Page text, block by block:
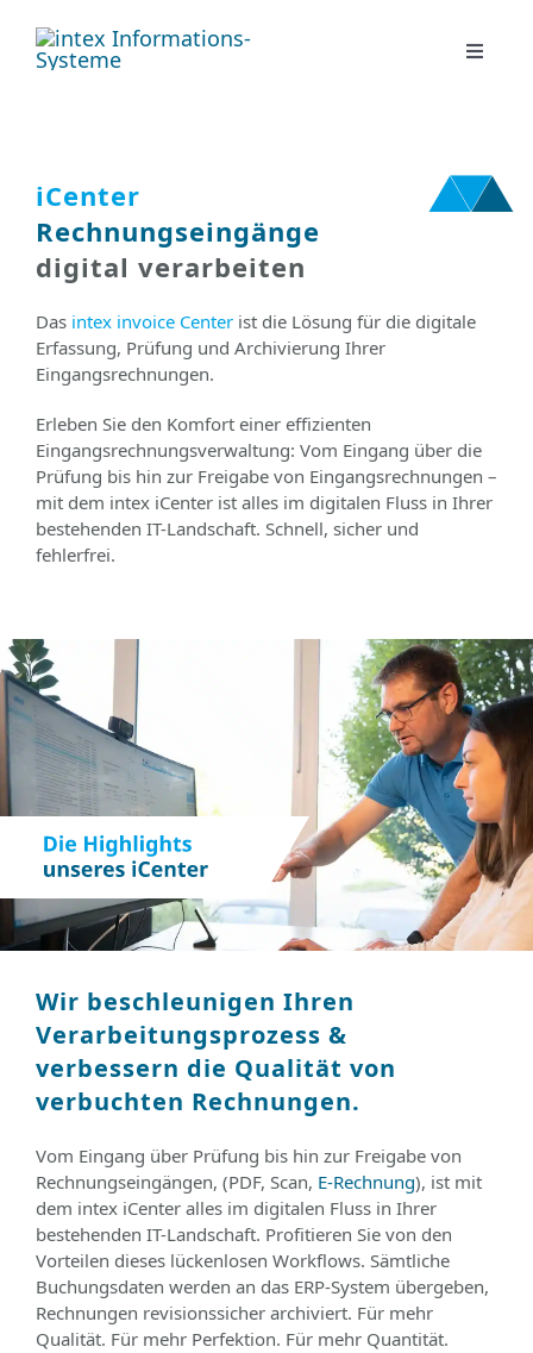
Inhalt
springen
Toggle
News
iCenter
Rechnungseingänge
digital verarbeiten
Das intex invoice Center ist die Lösung für die digitale
Erfassung, Prüfung und Archivierung Ihrer
Eingangsrechnungen.
Erleben Sie den Komfort einer effizienten
Eingangsrechnungsverwaltung: Vom Eingang über die
Prüfung bis hin zur Freigabe von Eingangsrechnungen –
mit dem intex iCenter ist alles im digitalen Fluss in Ihrer
bestehenden IT-Landschaft. Schnell, sicher und
fehlerfrei.
Wir beschleunigen Ihren
Verarbeitungsprozess &
verbessern die Qualität von
verbuchten Rechnungen.
Vom Eingang über Prüfung bis hin zur Freigabe von
Rechnungseingängen, (PDF, Scan, E-Rechnung), ist mit
dem intex iCenter alles im digitalen Fluss in Ihrer
bestehenden IT-Landschaft. Profitieren Sie von den
Vorteilen dieses lückenlosen Workflows. Sämtliche
Buchungsdaten werden an das ERP-System übergeben,
Rechnungen revisionssicher archiviert. Für mehr
Qualität. Für mehr Perfektion. Für mehr Quantität.